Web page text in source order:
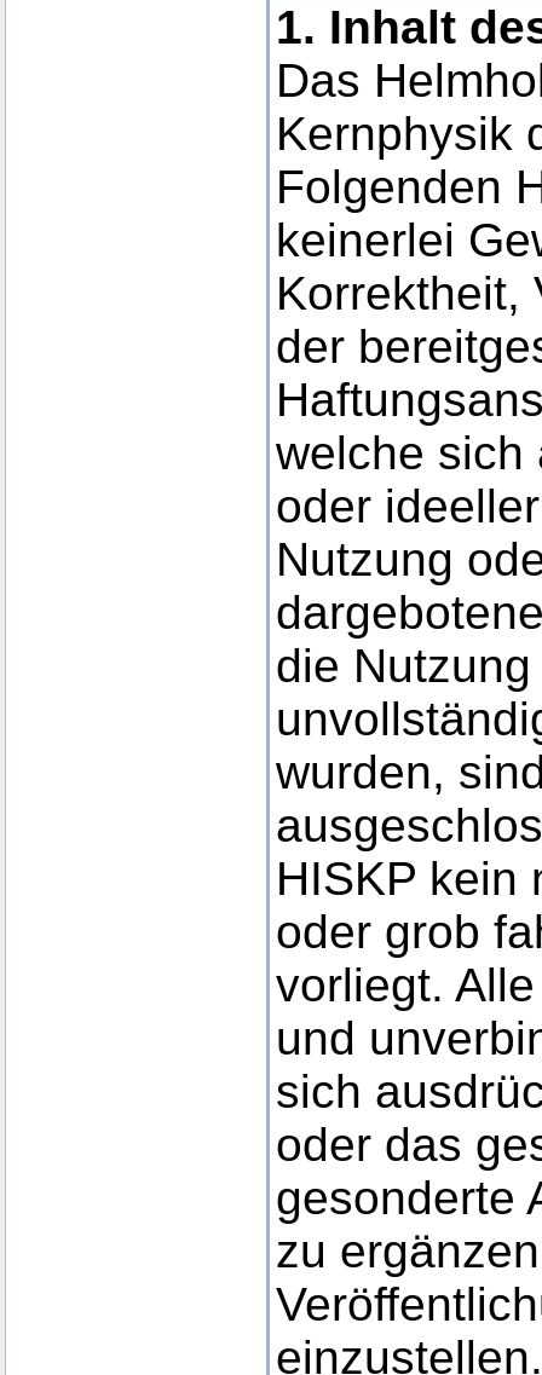
1. Inhalt
Das
Kernphysik
Folgenden
keinerlei
Korrektheit,
der
welche sich
oder
Nutzung
die
wurden,
HISKP kein
oder grob
vorliegt.
und
sich
oder das
gesonderte
zu
einzustellen.